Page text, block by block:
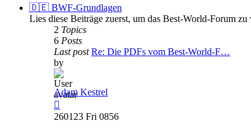
post
🇩🇪 BWF-Grundlagen
Lies diese Beiträge zuerst, um das Best-World-Forum zu
2 Topics
6 Posts
Last post Re: Die PDFs vom Best-World-F…
by
Adam Kestrel
the
260123 Fri 0856